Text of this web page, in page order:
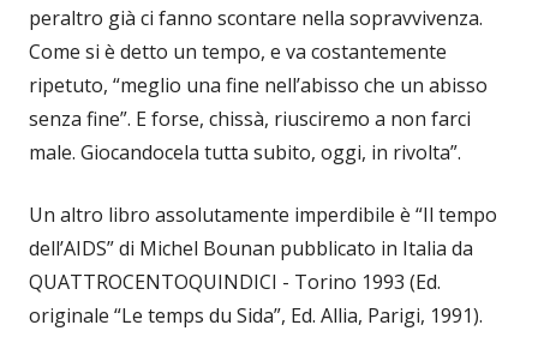
peraltro già ci fanno scontare nella sopravvivenza.
Come si è detto un tempo, e va costantemente
ripetuto, “meglio una fine nell’abisso che un abisso
senza fine”. E forse, chissà, riusciremo a non farci
male. Giocandocela tutta subito, oggi, in rivolta”.
Un altro libro assolutamente imperdibile è “Il tempo
dell’AIDS” di Michel Bounan pubblicato in Italia da
QUATTROCENTOQUINDICI - Torino 1993 (Ed.
originale “Le temps du Sida”, Ed. Allia, Parigi, 1991).